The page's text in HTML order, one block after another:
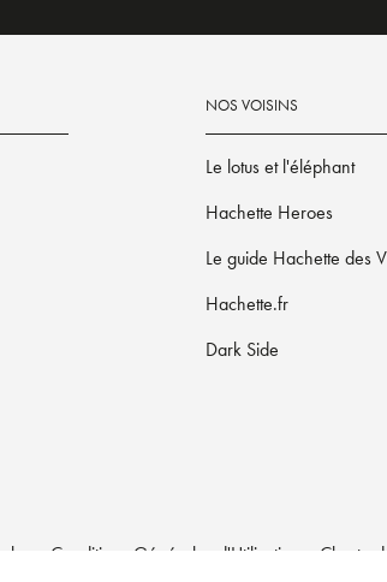
NOS VOISINS
Le lotus et l'éléphant
Hachette Heroes
Le guide Hachette des
Hachette.fr
Dark Side
Conditions Générales d'Utilisation Charte